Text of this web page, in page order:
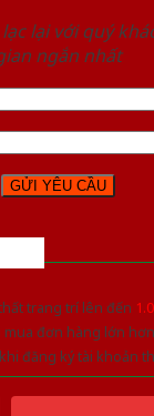
lại với quý
ngắn nhất
trang trí lên đến
mua đơn hàng lớn hơn
đăng ký tài khoản